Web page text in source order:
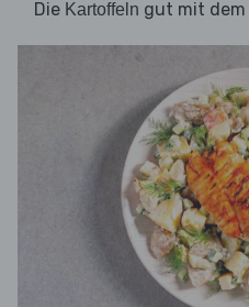
Die Kartoffeln gut mit dem